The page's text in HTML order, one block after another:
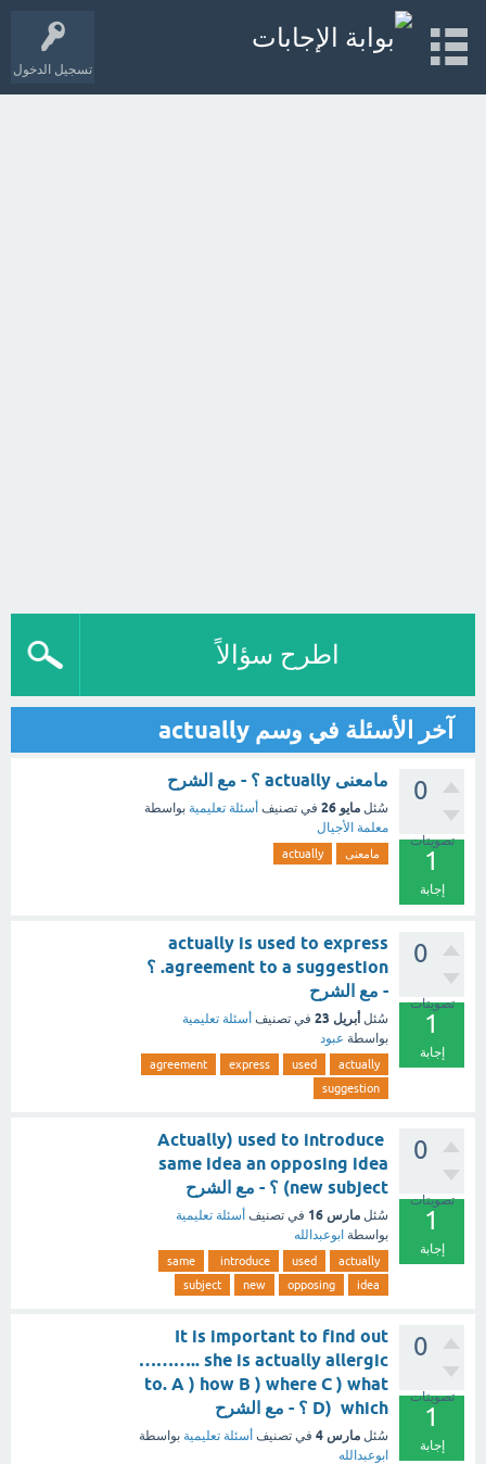
تسجيل الدخول
اطرح سؤالاً
آخر الأسئلة في وسم actually
0
تصويتات
1
إجابة
مامعنى actually ؟ - مع الشرح
سُئل مايو 26 في تصنيف أسئلة تعليمية بواسطة
معلمة الأجيال
مامعنى actually
0
تصويتات
1
إجابة
actually is used to express
agreement to a suggestion. ؟
- مع الشرح
سُئل أبريل 23 في تصنيف أسئلة تعليمية
بواسطة عبود
actually
used
express
agreement
suggestion
0
تصويتات
1
إجابة
Actually) used to introduce
same idea an opposing idea
new subject) ؟ - مع الشرح
سُئل مارس 16 في تصنيف أسئلة تعليمية
بواسطة ابوعبدالله
actually
used
introduce
same
idea
opposing
new
subject
0
تصويتات
1
إجابة
It is important to find out
……….. she is actually allergic
to. A ) how B ) where C ) what
D) which ؟ - مع الشرح
سُئل مارس 4 في تصنيف أسئلة تعليمية بواسطة
ابوعبدالله